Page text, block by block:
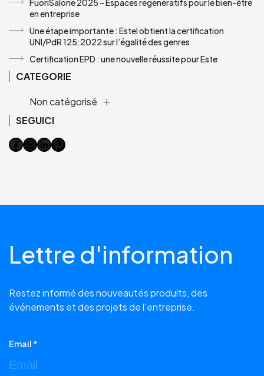
FuoriSalone 2025 – Espaces régénératifs pour le bien-être
en entreprise
Une étape importante : Estel obtient la certification
UNI/PdR 125:2022 sur l’égalité des genres
Certification EPD : une nouvelle réussite pour Este
CATEGORIE
Non catégorisé
SEGUICI
Facebook
Instagram
LinkedIn
Pinterest
Lettre d'information
Restez informé des nouveautés produits, des
événements et des projets de l'entreprise.
Email *